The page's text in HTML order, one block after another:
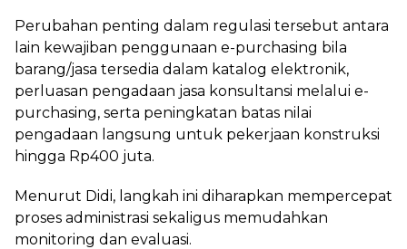
Perubahan penting dalam regulasi tersebut antara
lain kewajiban penggunaan e-purchasing bila
barang/jasa tersedia dalam katalog elektronik,
perluasan pengadaan jasa konsultansi melalui e-
purchasing, serta peningkatan batas nilai
pengadaan langsung untuk pekerjaan konstruksi
hingga Rp400 juta.
Menurut Didi, langkah ini diharapkan mempercepat
proses administrasi sekaligus memudahkan
monitoring dan evaluasi.